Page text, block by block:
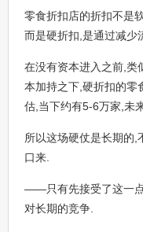
零食折扣店的折扣不是
而是硬折扣,是通过减少
在没有资本进入之前,类
本加持之下,硬折扣的零
估,当下约有5-6万家,未
所以这场硬仗是长期的,
口来.
——只有先接受了这一
对长期的竞争.